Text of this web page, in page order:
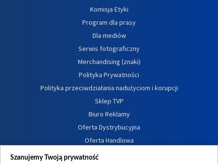
Komisja Etyki
Program dla prasy
Dla mediów
Serwis fotograficzny
Merchandising (znaki)
Polityka Prywatności
Polityka przeciwdziałania nadużyciom i korupcji
Sklep TVP
Biuro Reklamy
Oferta Dystrybucyjna
Oferta Handlowa
Dostępność
Szanujemy Twoją prywatność